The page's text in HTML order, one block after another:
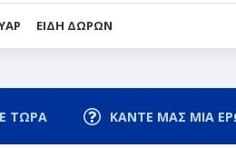
ΕΙΔΗ ΔΩΡΩΝ
ΤΩΡΑ ΚΑΝΤΕ ΜΑΣ ΜΙΑ